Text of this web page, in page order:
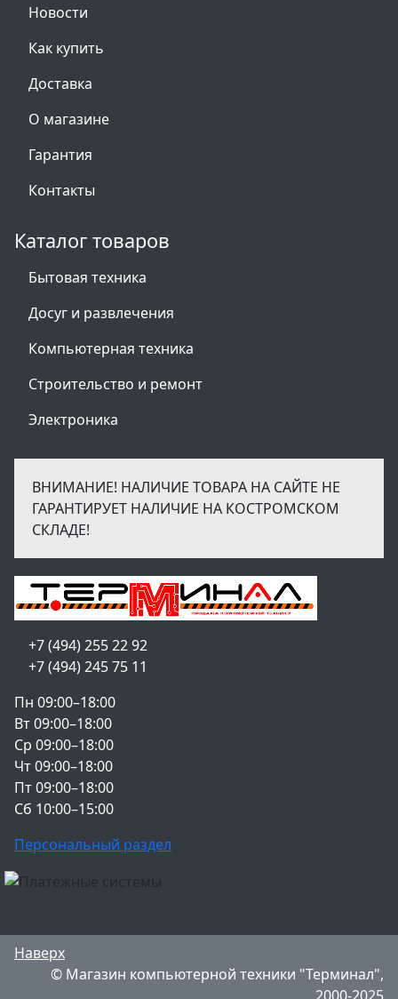
Новости
Как купить
Доставка
О магазине
Гарантия
Контакты
Каталог товаров
Бытовая техника
Досуг и развлечения
Компьютерная техника
Строительство и ремонт
Электроника
ВНИМАНИЕ! НАЛИЧИЕ ТОВАРА НА САЙТЕ НЕ
ГАРАНТИРУЕТ НАЛИЧИЕ НА КОСТРОМСКОМ
СКЛАДЕ!
+7 (494) 255 22 92
+7 (494) 245 75 11
Пн 09:00–18:00
Вт 09:00–18:00
Ср 09:00–18:00
Чт 09:00–18:00
Пт 09:00–18:00
Сб 10:00–15:00
Персональный раздел
Наверх
© Магазин компьютерной техники "Терминал",